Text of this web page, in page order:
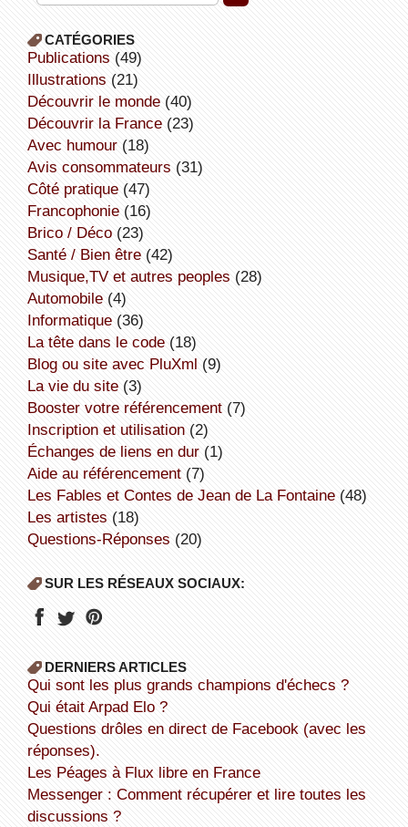
CATÉGORIES
publications (49)
illustrations (21)
découvrir le monde(40)
découvrir la France(23)
avec humour(18)
avis consommateurs (31)
côté pratique(47)
Francophonie(16)
Brico / Déco(23)
Santé / Bien être(42)
Musique,TV et autres peoples (28)
Automobile(4)
informatique(36)
la tête dans le code(18)
Blog ou site avec PluXml (9)
la vie du site(3)
booster votre référencement(7)
inscription et utilisation(2)
échanges de liens en dur(1)
aide au référencement(7)
Les Fables et Contes de Jean de La Fontaine(48)
Les artistes (18)
Questions-Réponses (20)
SUR LES RÉSEAUX SOCIAUX:
DERNIERS ARTICLES
Qui sont les plus grands champions d'échecs ?
Qui était Arpad Elo ?
Questions drôles en direct de Facebook (avec les
réponses).
Les Péages à Flux libre en France
Messenger : Comment récupérer et lire toutes les
discussions ?